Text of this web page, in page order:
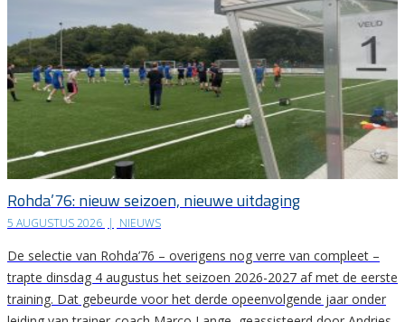
Rohda’76: nieuw seizoen, nieuwe uitdaging
5 AUGUSTUS 2026 | NIEUWS
De selectie van Rohda’76 – overigens nog verre van compleet –
trapte dinsdag 4 augustus het seizoen 2026-2027 af met de eerste
training. Dat gebeurde voor het derde opeenvolgende jaar onder